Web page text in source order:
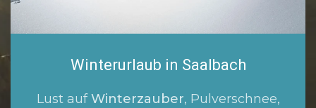
Winterurlaub in Saalbach
Lust aufWinterzauber, Pulverschnee,